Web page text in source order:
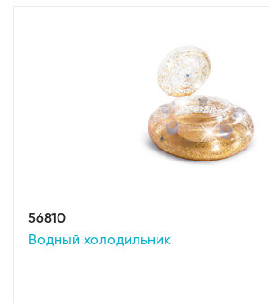
56810
Водный холодильник